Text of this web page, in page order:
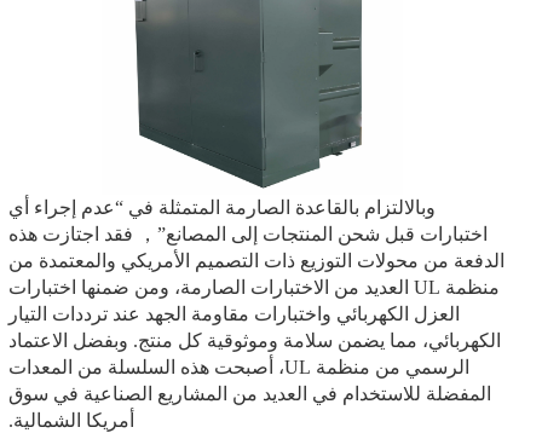
وبالالتزام بالقاعدة الصارمة المتمثلة في “عدم إجراء أي
اختبارات قبل شحن المنتجات إلى المصانع”， فقد اجتازت هذه
الدفعة من محولات التوزيع ذات التصميم الأمريكي والمعتمدة من
منظمة UL العديد من الاختبارات الصارمة، ومن ضمنها اختبارات
العزل الكهربائي واختبارات مقاومة الجهد عند ترددات التيار
الكهربائي، مما يضمن سلامة وموثوقية كل منتج. وبفضل الاعتماد
الرسمي من منظمة UL، أصبحت هذه السلسلة من المعدات
المفضلة للاستخدام في العديد من المشاريع الصناعية في سوق
أمريكا الشمالية.